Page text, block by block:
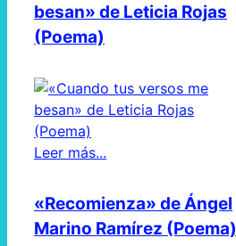
besan» de Leticia Rojas
(Poema)
Leer más...
«Recomienza» de Ángel
Marino Ramírez (Poema)